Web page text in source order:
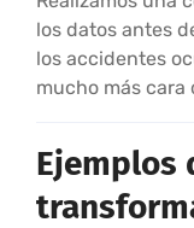
los datos antes
los accidentes
mucho más cara
Ejemplos